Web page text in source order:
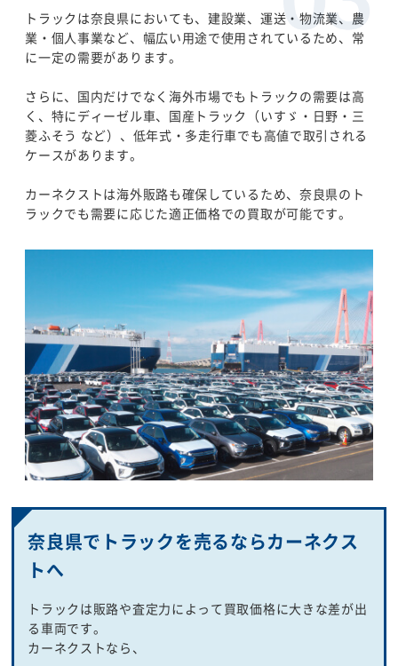
トラックは奈良県においても、建設業、運送・物流業、農
業・個人事業など、幅広い用途で使用されているため、常
に一定の需要があります。
さらに、国内だけでなく海外市場でもトラックの需要は高
く、特にディーゼル車、国産トラック（いすゞ・日野・三
菱ふそう など）、低年式・多走行車でも高値で取引される
ケースがあります。
カーネクストは海外販路も確保しているため、奈良県のト
ラックでも需要に応じた適正価格での買取が可能です。
奈良県でトラックを売るならカーネクス
トへ
トラックは販路や査定力によって買取価格に大きな差が出
る車両です。
カーネクストなら、